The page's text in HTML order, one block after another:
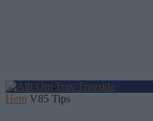
Hem V85 Tips